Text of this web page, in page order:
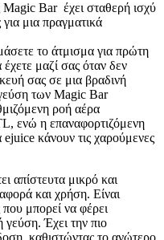
Magic Bar έχει σταθερή ισχύ
μια πραγματικά
το άτμισμα για πρώτη
μαζί σας όταν δεν
σας σε μια βραδινή
των Magic Bar
ροή αέρα
ενώ η επαναφορτιζόμενη
κάνουν τις χαρούμενες
απίστευτα μικρό και
και χρήση. Είναι
μπορεί να φέρει
γεύση. Έχει την πιο